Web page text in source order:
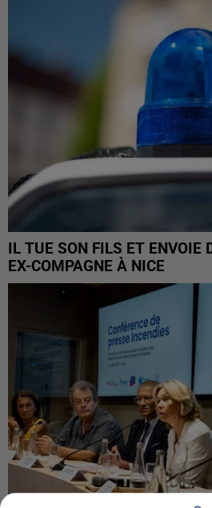
IL TUE SON FILS ET ENVOIE
EX-COMPAGNE À NICE